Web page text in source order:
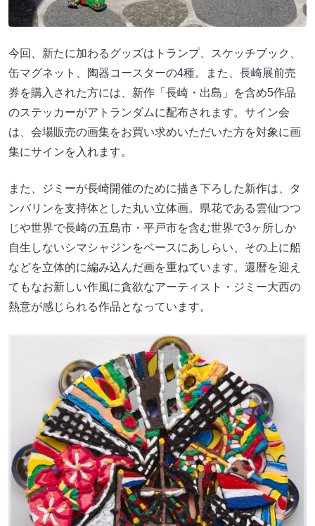
今回、新たに加わるグッズはトランプ、スケッチブック、
缶マグネット、陶器コースターの4種。また、長崎展前売
券を購入された方には、新作「長崎・出島」を含め5作品
のステッカーがアトランダムに配布されます。サイン会
は、会場販売の画集をお買い求めいただいた方を対象に画
集にサインを入れます。
また、ジミーが長崎開催のために描き下ろした新作は、タ
ンバリンを支持体とした丸い立体画。県花である雲仙つつ
じや世界で長崎の五島市・平戸市を含む世界で3ヶ所しか
自生しないシマシャジンをベースにあしらい、その上に船
などを立体的に編み込んだ画を重ねています。還暦を迎え
てもなお新しい作風に貪欲なアーティスト・ジミー大西の
熱意が感じられる作品となっています。